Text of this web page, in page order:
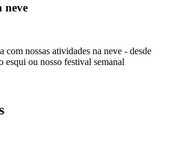
neve
nossas atividades na neve - desde
esqui ou nosso festival semanal